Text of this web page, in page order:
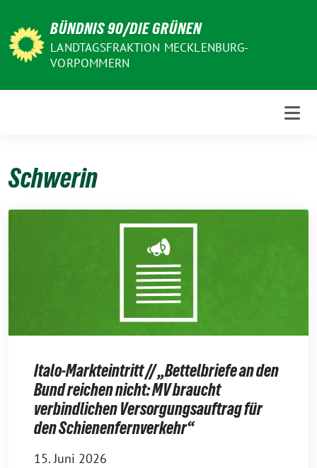
zum
Inhalt
BÜNDNIS 90/DIE GRÜNEN
LANDTAGSFRAKTION MECKLENBURG-
VORPOMMERN
Schwerin
Italo-Markteintritt // „Bettelbriefe an den
Bund reichen nicht: MV braucht
verbindlichen Versorgungsauftrag für
den Schienenfernverkehr“
15. Juni 2026